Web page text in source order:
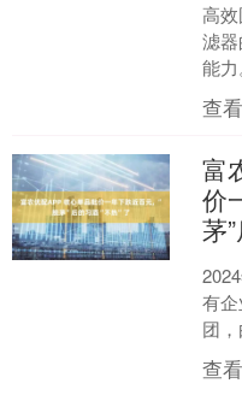
高
滤
能
滤
并
查
富
价
茅
有
团
地
半
查